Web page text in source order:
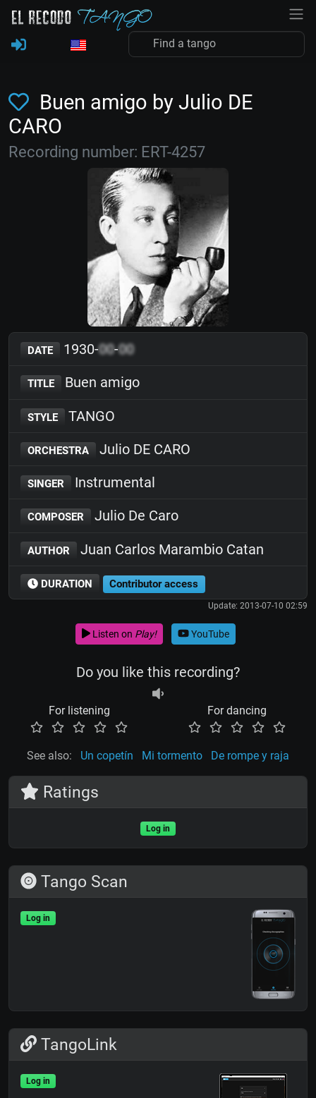
Buen amigo by Julio DE
CARO
Recording number: ERT-4257
DATE 1930-00-00
TITLE Buen amigo
STYLE TANGO
ORCHESTRA Julio DE CARO
SINGER Instrumental
COMPOSER Julio De Caro
AUTHOR Juan Carlos Marambio Catan
DURATION Contributor access
Update: 2013-07-10 02:59
Listen on Play! YouTube
Do you like this recording?
For listening For dancing
See also: Un copetín Mi tormento De rompe y raja
Ratings
Log in
Tango Scan
Log in
TangoLink
Log in